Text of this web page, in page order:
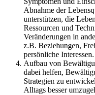
Abnahme der
unterstützen, die
Ressourcen und
Veränderungen in
z.B. Beziehungen,
persönliche Interessen.
Aufbau von
dabei helfen,
Strategien zu
Alltags besser